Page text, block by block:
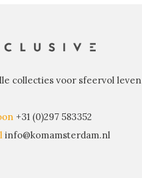
collecties voor sfeervol leven
+31 (0)297 583352
info@komamsterdam.nl